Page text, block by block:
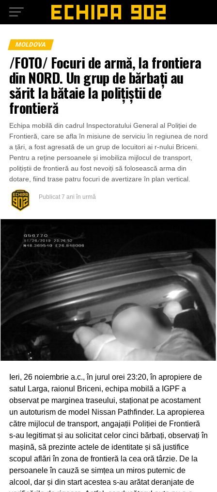
MOLDOVA
/FOTO/ Focuri de armă, la frontiera
din NORD. Un grup de bărbați au
sărit la bătaie la polițiștii de
frontieră
Echipa mobilă din cadrul Inspectoratului General al Poliției de
Frontieră, care se afla în misiune de serviciu în regiunea de nord
a țări, a fost agresată de un grup de locuitori ai r-nului Briceni.
Pentru a reține persoanele și imobiliza mijlocul de transport,
polițiștii de frontieră au fost nevoiți să folosească arma din
dotare, fiind trase patru focuri de avertizare în plan vertical.
Publicat 7 ani în urmă
Ieri, 26 noiembrie a.c., în jurul orei 23:20, în apropiere de
satul Larga, raionul Briceni, echipa mobilă a IGPF a
observat pe marginea traseului, staționat pe acostament
un autoturism de model Nissan Pathfinder. La apropierea
către mijlocul de transport, angajații Poliției de Frontieră
s-au legitimat și au solicitat celor cinci bărbați, observați în
mașină, să prezinte actele de identitate și să justifice
scopul aflări în zona de frontieră la cea oră târzie. De la
persoanele în cauză se simțea un miros puternic de
alcool, dar și din start acestea s-au arătat deranjate de